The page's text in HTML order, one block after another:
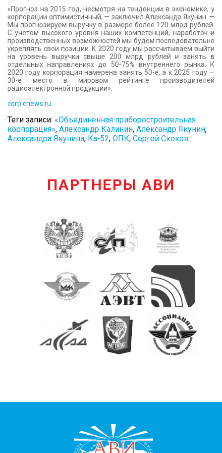
«Прогноз на 2015 год, несмотря на тенденции в экономике, у
корпорации оптимистичный, — заключил Александр Якунин. —
Мы прогнозируем выручку в размере более 120 млрд рублей.
С учетом высокого уровня наших компетенций, наработок и
производственных возможностей мы будем последовательно
укреплять свои позиции. К 2020 году мы рассчитываем выйти
на уровень выручки свыше 200 млрд рублей и занять в
отдельных направлениях до 50-75% внутреннего рынка. К
2020 году корпорация намерена занять 50-е, а к 2025 году —
30-е место в мировом рейтинге производителей
радиоэлектронной продукции».
corp.cnews.ru
Теги записи: «Объединенная приборостроительная
корпорация», Александр Калинин, Александр Якунин,
Александра Якунина, Ка-52, ОПК, Сергей Скоков
ПАРТНЕРЫ АВИ